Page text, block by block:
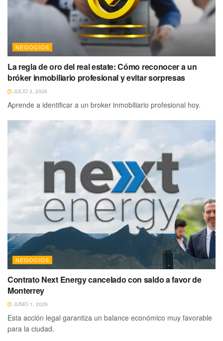
NEGOCIOS
La regla de oro del real estate: Cómo reconocer a un
bróker inmobiliario profesional y evitar sorpresas
JULIO 3, 2026
Aprende a identificar a un broker inmobiliario profesional hoy.
NEGOCIOS
Contrato Next Energy cancelado con saldo a favor de
Monterrey
JUNIO 1, 2026
Esta acción legal garantiza un balance económico muy favorable
para la ciudad.